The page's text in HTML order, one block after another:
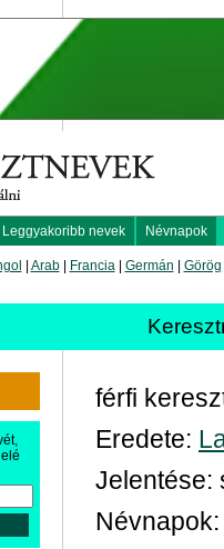
Leggyakoribb nevek Névnapok
Arab| Francia| Germán Görög
férfi
Eredete:
Jelentése:
Névnapok: